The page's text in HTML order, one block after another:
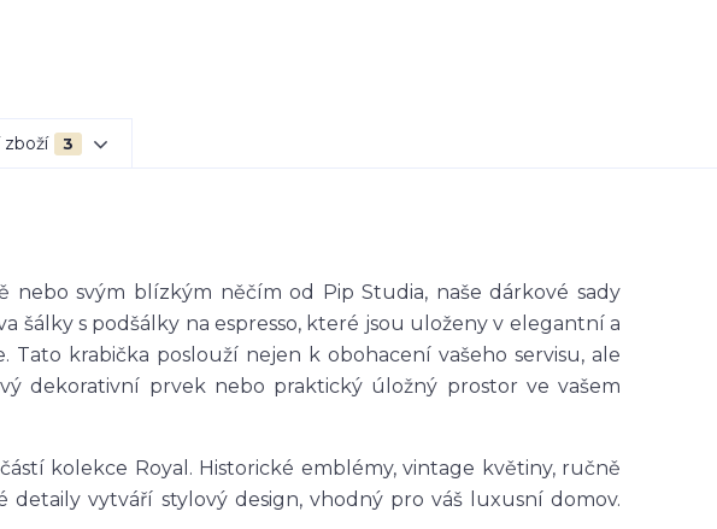
zboží 3
svým blízkým něčím od Pip Studia, naše dárkové sady
šálky s podšálky na espresso, které jsou uloženy v elegantní a
Tato krabička poslouží nejen k obohacení vašeho servisu, ale
dekorativní prvek nebo praktický úložný prostor ve vašem
kolekce Royal. Historické emblémy, vintage květiny, ručně
detaily vytváří stylový design, vhodný pro váš luxusní domov.